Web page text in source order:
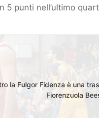
5 punti nell’ultimo
la Fulgor Fidenza è una
Fiorenzuola